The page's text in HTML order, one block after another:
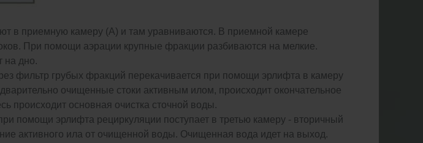
в приемную камеру (А) и там уравниваются. В приемной камере
При помощи аэрации крупные фракции разбиваются на мелкие.
на дно.
фильтр грубых фракций перекачивается при помощи эрлифта в камеру
очищенные стоки активным илом, происходит окончательное
происходит основная очистка сточной воды.
помощи эрлифта рециркуляции поступает в третью камеру - вторичный
активного ила от очищенной воды. Очищенная вода идет на выход.